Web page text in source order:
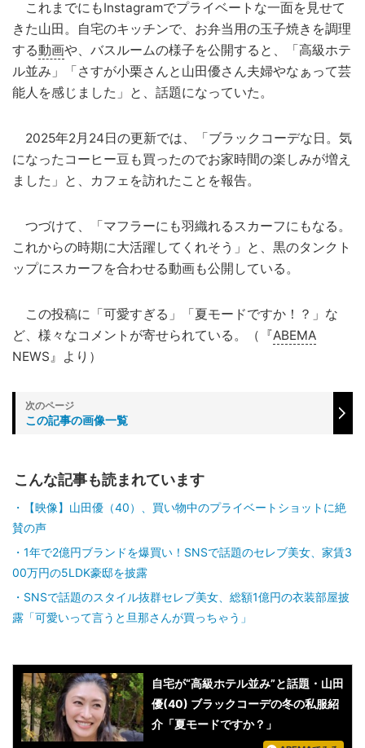
これまでにもInstagramでプライベートな一面を見せて
きた山田。自宅のキッチンで、お弁当用の玉子焼きを調理
する動画や、バスルームの様子を公開すると、「高級ホテ
ル並み」「さすが小栗さんと山田優さん夫婦やなぁって芸
能人を感じました」と、話題になっていた。
2025年2月24日の更新では、「ブラックコーデな日。気
になったコーヒー豆も買ったのでお家時間の楽しみが増え
ました」と、カフェを訪れたことを報告。
つづけて、「マフラーにも羽織れるスカーフにもなる。
これからの時期に大活躍してくれそう」と、黒のタンクト
ップにスカーフを合わせる動画も公開している。
この投稿に「可愛すぎる」「夏モードですか！？」な
ど、様々なコメントが寄せられている。（『ABEMA
NEWS』より）
この記事の画像一覧
こんな記事も読まれています
【映像】山田優（40）、買い物中のプライベートショットに絶
賛の声
1年で2億円ブランドを爆買い！SNSで話題のセレブ美女、家賃3
00万円の5LDK豪邸を披露
SNSで話題のスタイル抜群セレブ美女、総額1億円の衣装部屋披
露「可愛いって言うと旦那さんが買っちゃう」
自宅が“高級ホテル並み”と話題・山田
優(40) ブラックコーデの冬の私服紹
介「夏モードですか？」